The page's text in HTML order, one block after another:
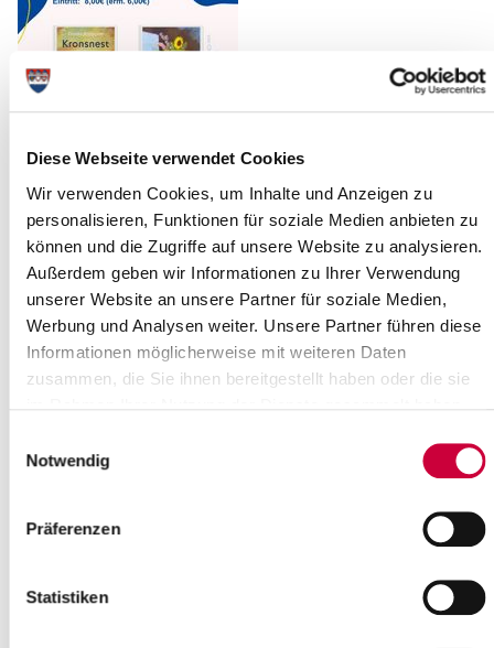
Diese Webseite verwendet Cookies
Wir verwenden Cookies, um Inhalte und Anzeigen zu
personalisieren, Funktionen für soziale Medien anbieten zu
können und die Zugriffe auf unsere Website zu analysieren.
Außerdem geben wir Informationen zu Ihrer Verwendung
unserer Website an unsere Partner für soziale Medien,
Werbung und Analysen weiter. Unsere Partner führen diese
Informationen möglicherweise mit weiteren Daten
zusammen, die Sie ihnen bereitgestellt haben oder die sie
Notwendig
Präferenzen
Statistiken
Sommerblumen Acryl - Christiane Caroline Möller